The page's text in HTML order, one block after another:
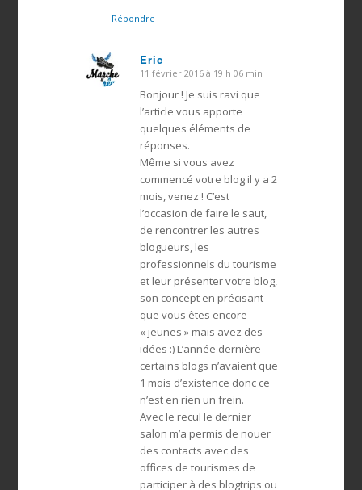
Répondre
Eric
dit
11 février 2016 à 19 h 06 min
Bonjour ! Je suis ravi que
l’article vous apporte
quelques éléments de
réponses.
Même si vous avez
commencé votre blog il y a 2
mois, venez ! C’est
l’occasion de faire le saut,
de rencontrer les autres
blogueurs, les
professionnels du tourisme
et leur présenter votre blog,
son concept en précisant
que vous êtes encore
« jeunes » mais avez des
idées :) L’année dernière
certains blogs n’avaient que
1 mois d’existence donc ce
n’est en rien un frein.
Avec le recul le dernier
salon m’a permis de nouer
des contacts avec des
offices de tourismes de
participer à des blogtrips ou